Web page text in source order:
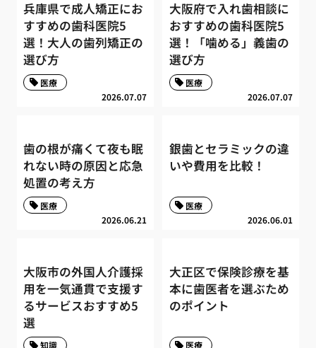
兵庫県で成人矯正にお
すすめの歯科医院5
選！大人の歯列矯正の
選び方
2026.07.07
医療
大阪府で入れ歯相談に
おすすめの歯科医院5
選！「噛める」義歯の
選び方
2026.07.07
医療
歯の根が痛くて夜も眠
れない時の原因と応急
処置の考え方
2026.06.21
医療
銀歯とセラミックの違
いや費用を比較！
2026.06.01
医療
大阪市の外国人介護採
用を一気通貫で支援す
るサービスおすすめ5
選
知識
大正区で保険診療を基
本に歯医者を選ぶため
のポイント
医療